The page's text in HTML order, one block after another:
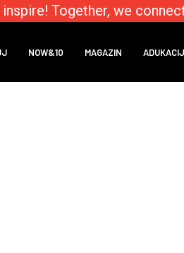
Together, we
NOW&10 MAGAZIN